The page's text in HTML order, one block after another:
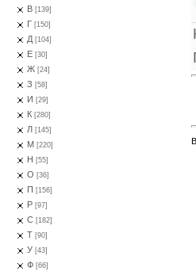
В [139]
Г [150]
Д [104]
Е [30]
Ж [24]
З [58]
И [29]
К [280]
Л [145]
М [220]
Н [55]
О [36]
П [156]
Р [97]
С [182]
Т [90]
У [43]
Ф [66]